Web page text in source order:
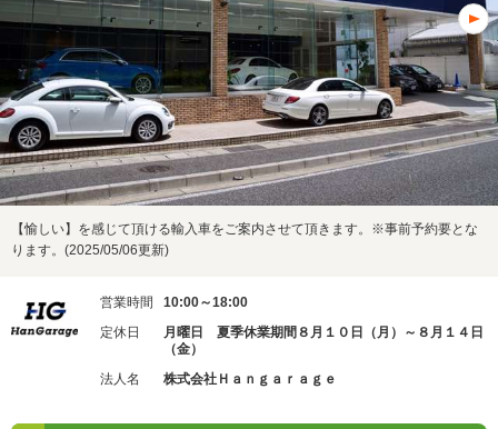
【愉しい】を感じて頂ける輸入車をご案内させて頂きます。※事前予約要とな
ります。(2025/05/06更新)
営業時間
10:00～18:00
定休日
月曜日 夏季休業期間８月１０日（月）～８月１４日
（金）
法人名
株式会社Ｈａｎｇａｒａｇｅ